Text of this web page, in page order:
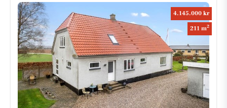
4.145.000 kr
211 m2